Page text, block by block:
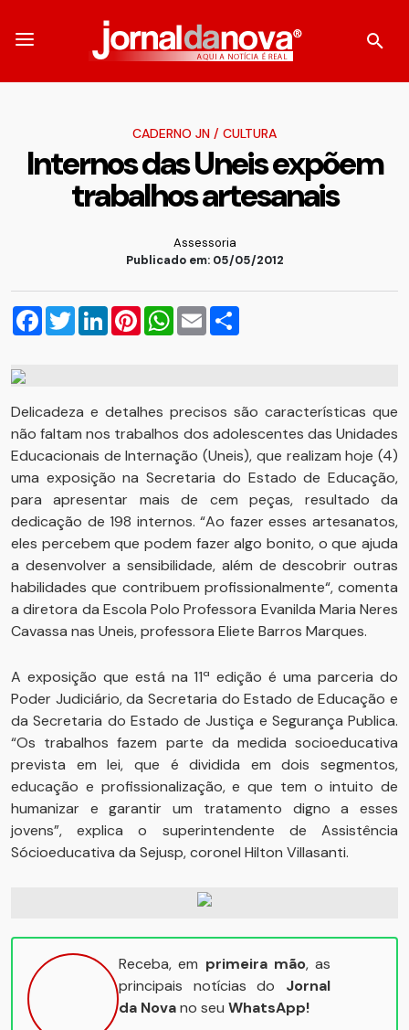
CADERNO JN / CULTURA
Internos das Uneis expõem
trabalhos artesanais
Assessoria
Publicado em: 05/05/2012
Facebook
TwitterLinkedInPinterestWhatsApp
Email
Delicadeza e detalhes precisos são características que
não faltam nos trabalhos dos adolescentes das Unidades
Educacionais de Internação (Uneis), que realizam hoje (4)
uma exposição na Secretaria do Estado de Educação,
para apresentar mais de cem peças, resultado da
dedicação de 198 internos. “Ao fazer esses artesanatos,
eles percebem que podem fazer algo bonito, o que ajuda
a desenvolver a sensibilidade, além de descobrir outras
habilidades que contribuem profissionalmente“, comenta
a diretora da Escola Polo Professora Evanilda Maria Neres
Cavassa nas Uneis, professora Eliete Barros Marques.
A exposição que está na 11ª edição é uma parceria do
Poder Judiciário, da Secretaria do Estado de Educação e
da Secretaria do Estado de Justiça e Segurança Publica.
“Os trabalhos fazem parte da medida socioeducativa
prevista em lei, que é dividida em dois segmentos,
educação e profissionalização, e que tem o intuito de
humanizar e garantir um tratamento digno a esses
jovens”, explica o superintendente de Assistência
Sócioeducativa da Sejusp, coronel Hilton Villasanti.
Receba, em primeira mão, as
principais notícias do Jornal
da Novano seu WhatsApp!